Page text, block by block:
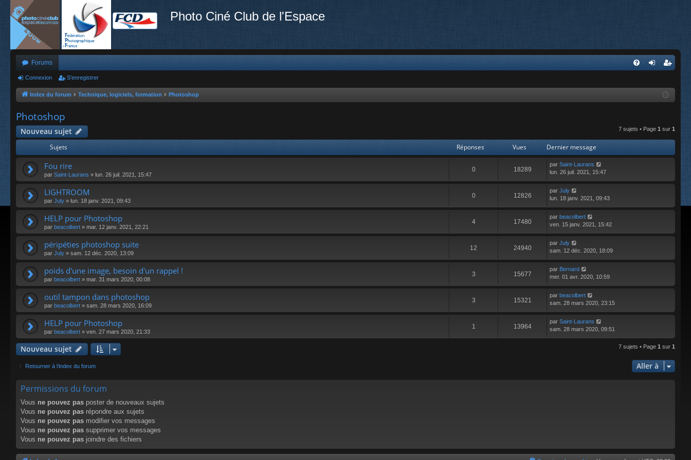
Photo Ciné Club de l'Espace
Forums
nr
re
r
Connexion S’enregistrer
Index du forum Technique, logiciels, formation Photoshop
Photoshop
Nouveau sujet 7 sujets • Page 1 sur 1
Sujets Réponses Vues Dernier message
Fou rire
par Saint-Laurans » lun. 26 juil. 2021, 15:47
0 18289
par Saint-Laurans
lun. 26 juil. 2021, 15:47
LIGHTROOM
par July » lun. 18 janv. 2021, 09:43
0 12826
par July
lun. 18 janv. 2021, 09:43
HELP pour Photoshop
par beacolbert » mar. 12 janv. 2021, 22:21
4 17480
par beacolbert
ven. 15 janv. 2021, 15:42
péripéties photoshop suite
par July » sam. 12 déc. 2020, 13:09
12 24940
par July
sam. 12 déc. 2020, 18:09
poids d'une image, besoin d'un rappel !
par beacolbert » mar. 31 mars 2020, 00:08
3 15677
par Bernard
mer. 01 avr. 2020, 10:59
outil tampon dans photoshop
par beacolbert » sam. 28 mars 2020, 16:09
3 15321
par beacolbert
sam. 28 mars 2020, 23:15
HELP pour Photoshop
par beacolbert » ven. 27 mars 2020, 21:33
1 13964
par Saint-Laurans
sam. 28 mars 2020, 09:51
Nouveau sujet 7 sujets • Page 1 sur 1
Retourner à l’index du forum Aller à
Permissions du forum
Vous ne pouvez pas poster de nouveaux sujets
Vous ne pouvez pas répondre aux sujets
Vous ne pouvez pas modifier vos messages
Vous ne pouvez pas supprimer vos messages
Vous ne pouvez pas joindre des fichiers